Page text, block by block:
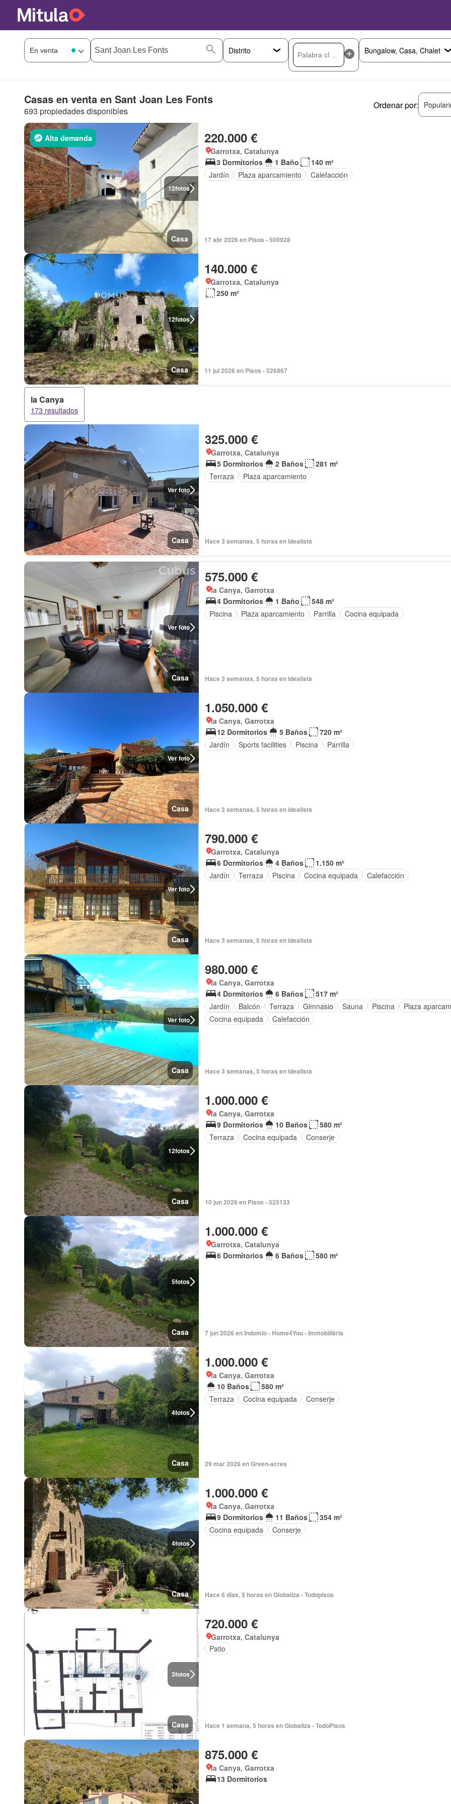
Casas en venta en Sant Joan Les Fonts
693 propiedades disponibles
Ordenar por:
12fotos
Alta demanda
Casa
220.000 €
Garrotxa, Catalunya
3 Dormitorios
1 Baño
140 m²
Jardín
Plaza aparcamiento Calefacción
17 abr 2026 en Pisos - 500928
12fotos
Casa
140.000 €
Garrotxa, Catalunya
250 m²
11 jul 2026 en Pisos - 526867
la Canya
173 resultados
Ver foto
Casa
325.000 €
Garrotxa, Catalunya
5 Dormitorios
2 Baños
281 m²
Terraza
Plaza aparcamiento
Hace 3 semanas, 5 horas en idealista
Ver foto
Casa
575.000 €
la Canya, Garrotxa
4 Dormitorios
1 Baño
548 m²
Piscina
Plaza aparcamiento Parrilla Cocina equipada
Hace 3 semanas, 5 horas en idealista
Ver foto
Casa
1.050.000 €
la Canya, Garrotxa
12 Dormitorios
5 Baños
720 m²
Jardín
Sports facilities Piscina Parrilla
Hace 3 semanas, 5 horas en idealista
Ver foto
Casa
790.000 €
Garrotxa, Catalunya
6 Dormitorios
4 Baños
1.150 m²
Jardín
Terraza Piscina Cocina equipada Calefacción
Hace 3 semanas, 5 horas en idealista
Ver foto
Casa
980.000 €
la Canya, Garrotxa
4 Dormitorios
6 Baños
517 m²
Jardín
Balcón Terraza Gimnasio Sauna Piscina
Plaza
Cocina equipada
Calefacción
Hace 3 semanas, 5 horas en idealista
12fotos
Casa
1.000.000 €
la Canya, Garrotxa
9 Dormitorios
10 Baños
580 m²
Terraza
Cocina equipada Conserje
10 jun 2026 en Pisos - 525133
5fotos
Casa
1.000.000 €
Garrotxa, Catalunya
6 Dormitorios
6 Baños 580 m²
7 jun 2026 en Indomio - Home4You - Immobiliària
4fotos
Casa
1.000.000 €
la Canya, Garrotxa
10 Baños
580 m²
Terraza
Cocina equipada Conserje
29 mar 2026 en Green-acres
4fotos
Casa
1.000.000 €
la Canya, Garrotxa
9 Dormitorios
11 Baños
354 m²
Cocina equipada
Conserje
Hace 6 días, 5 horas en Globaliza - Todopisos
3fotos
Casa
720.000 €
Garrotxa, Catalunya
Patio
Hace 1 semana, 5 horas en Globaliza - TodoPisos
875.000 €
la Canya, Garrotxa
13 Dormitorios